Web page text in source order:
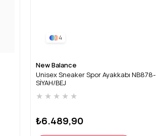
4
New Balance
Unisex Sneaker Spor Ayakkabı NB878-
SİYAH/BEJ
★ ★ ★ ★ ★
₺6.489,90